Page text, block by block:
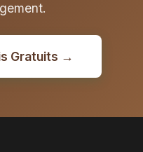
Gratuits →